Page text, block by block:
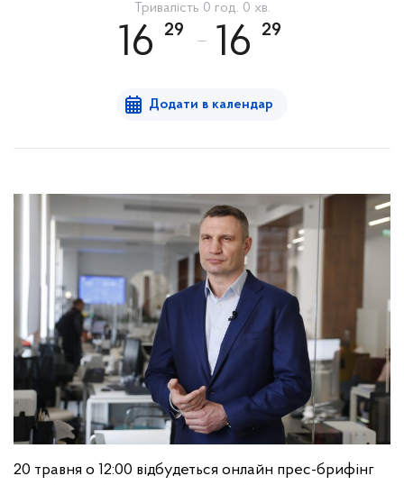
Тривалість 0 год. 0 хв.
16 29 16 29
Додати в календар
20 травня о 12:00 відбудеться онлайн прес-брифінг